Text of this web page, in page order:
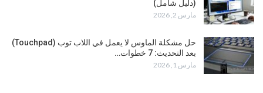
(دليل شامل)
مارس 2, 2026
حل مشكلة الماوس لا يعمل في اللاب توب (Touchpad)
بعد التحديث: 7 خطوات…
مارس 1, 2026